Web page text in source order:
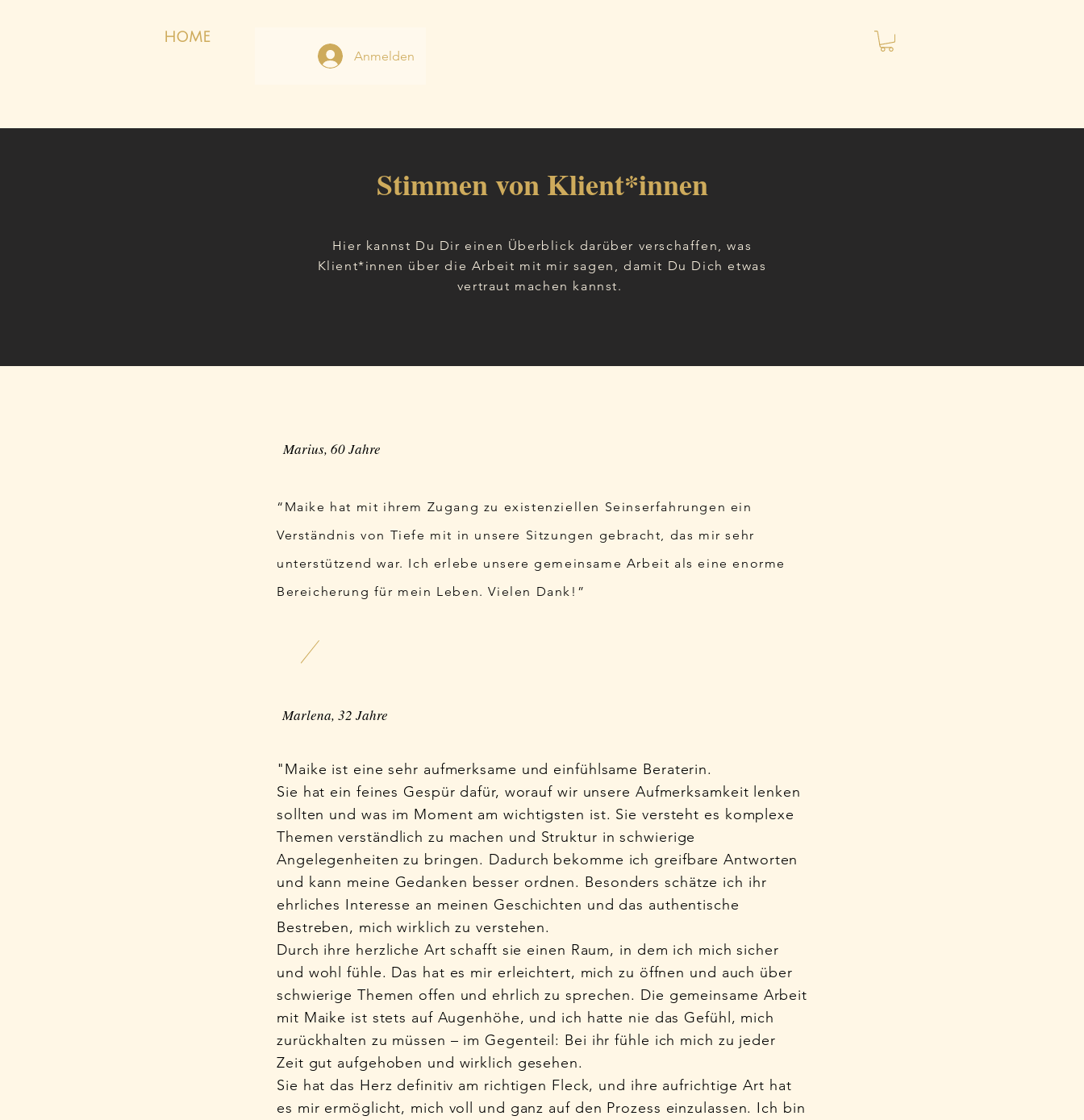
HOME
Anmelden
Stimmen von Klient*innen
Hier kannst Du Dir einen Überblick darüber verschaffen, was
Klient*innen über die Arbeit mit mir sagen, damit Du Dich etwas
vertraut machen kannst.
Marius, 60 Jahre
“Maike hat mit ihrem Zugang zu existenziellen Seinserfahrungen ein
Verständnis von Tiefe mit in unsere Sitzungen gebracht, das mir sehr
unterstützend war. Ich erlebe unsere gemeinsame Arbeit als eine enorme
Bereicherung für mein Leben. Vielen Dank!”
Marlena, 32 Jahre
"Maike ist eine sehr aufmerksame und einfühlsame Beraterin.
Sie hat ein feines Gespür dafür, worauf wir unsere Aufmerksamkeit lenken
sollten und was im Moment am wichtigsten ist. Sie versteht es komplexe
Themen verständlich zu machen und Struktur in schwierige
Angelegenheiten zu bringen. Dadurch bekomme ich greifbare Antworten
und kann meine Gedanken besser ordnen. Besonders schätze ich ihr
ehrliches Interesse an meinen Geschichten und das authentische
Bestreben, mich wirklich zu verstehen.
Durch ihre herzliche Art schafft sie einen Raum, in dem ich mich sicher
und wohl fühle. Das hat es mir erleichtert, mich zu öffnen und auch über
schwierige Themen offen und ehrlich zu sprechen. Die gemeinsame Arbeit
mit Maike ist stets auf Augenhöhe, und ich hatte nie das Gefühl, mich
zurückhalten zu müssen – im Gegenteil: Bei ihr fühle ich mich zu jeder
Zeit gut aufgehoben und wirklich gesehen.
Sie hat das Herz definitiv am richtigen Fleck, und ihre aufrichtige Art hat
es mir ermöglicht, mich voll und ganz auf den Prozess einzulassen. Ich bin